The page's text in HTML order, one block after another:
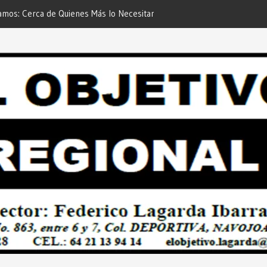
Quienes Más lo Necesitan… Desde:
Regional”.
AUTOMÓVIL DODGE
Regional”.